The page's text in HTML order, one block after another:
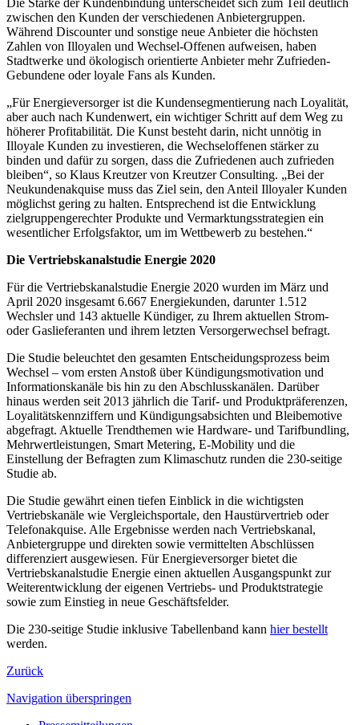
zwischen den Kunden der verschiedenen Anbietergruppen.
Während Discounter und sonstige neue Anbieter die höchsten
Zahlen von Illoyalen und Wechsel-Offenen aufweisen, haben
Stadtwerke und ökologisch orientierte Anbieter mehr Zufrieden-
Gebundene oder loyale Fans als Kunden.
„Für Energieversorger ist die Kundensegmentierung nach Loyalität,
aber auch nach Kundenwert, ein wichtiger Schritt auf dem Weg zu
höherer Profitabilität. Die Kunst besteht darin, nicht unnötig in
Illoyale Kunden zu investieren, die Wechseloffenen stärker zu
binden und dafür zu sorgen, dass die Zufriedenen auch zufrieden
bleiben“, so Klaus Kreutzer von Kreutzer Consulting. „Bei der
Neukundenakquise muss das Ziel sein, den Anteil Illoyaler Kunden
möglichst gering zu halten. Entsprechend ist die Entwicklung
zielgruppengerechter Produkte und Vermarktungsstrategien ein
wesentlicher Erfolgsfaktor, um im Wettbewerb zu bestehen.“
Die Vertriebskanalstudie Energie 2020
Für die Vertriebskanalstudie Energie 2020 wurden im März und
April 2020 insgesamt 6.667 Energiekunden, darunter 1.512
Wechsler und 143 aktuelle Kündiger, zu Ihrem aktuellen Strom-
oder Gaslieferanten und ihrem letzten Versorgerwechsel befragt.
Die Studie beleuchtet den gesamten Entscheidungsprozess beim
Wechsel – vom ersten Anstoß über Kündigungsmotivation und
Informationskanäle bis hin zu den Abschlusskanälen. Darüber
hinaus werden seit 2013 jährlich die Tarif- und Produktpräferenzen,
Loyalitätskennziffern und Kündigungsabsichten und Bleibemotive
abgefragt. Aktuelle Trendthemen wie Hardware- und Tarifbundling,
Mehrwertleistungen, Smart Metering, E-Mobility und die
Einstellung der Befragten zum Klimaschutz runden die 230-seitige
Studie ab.
Die Studie gewährt einen tiefen Einblick in die wichtigsten
Vertriebskanäle wie Vergleichsportale, den Haustürvertrieb oder
Telefonakquise. Alle Ergebnisse werden nach Vertriebskanal,
Anbietergruppe und direkten sowie vermittelten Abschlüssen
differenziert ausgewiesen. Für Energieversorger bietet die
Vertriebskanalstudie Energie einen aktuellen Ausgangspunkt zur
Weiterentwicklung der eigenen Vertriebs- und Produktstrategie
sowie zum Einstieg in neue Geschäftsfelder.
Die 230-seitige Studie inklusive Tabellenband kann hier bestellt
werden.
Zurück
Navigation überspringen